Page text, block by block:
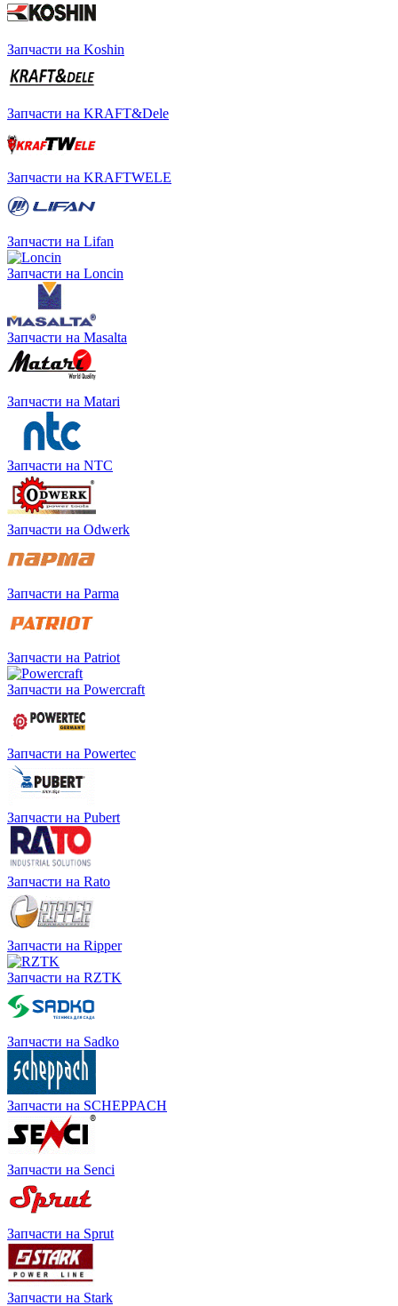
Запчасти на Koshin
Запчасти на KRAFT&Dele
Запчасти на KRAFTWELE
Запчасти на Lifan
Запчасти на Loncin
Запчасти на Masalta
Запчасти на Matari
Запчасти на NTC
Запчасти на Odwerk
Запчасти на Parma
Запчасти на Patriot
Запчасти на Powercraft
Запчасти на Powertec
Запчасти на Pubert
Запчасти на Rato
Запчасти на Ripper
Запчасти на RZTK
Запчасти на Sadko
Запчасти на SCHEPPACH
Запчасти на Senci
Запчасти на Sprut
Запчасти на Stark